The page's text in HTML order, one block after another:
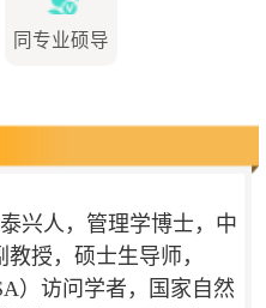
同专业硕导
兴人，管理学博士，中
授，硕士生导师，
）访问学者，国家自然